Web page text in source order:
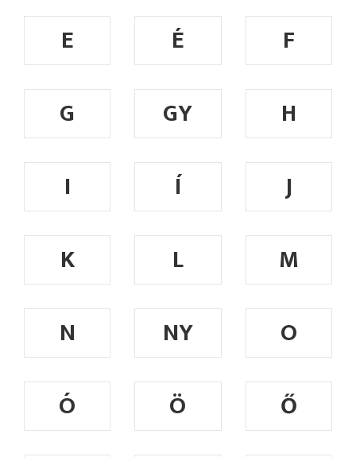
E É
F
G
GY
H
I
Í
J
K
L
M
N
NY
O
Ó
Ö
Ő